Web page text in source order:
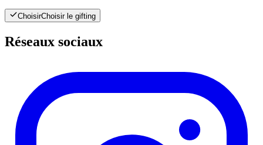
ChoisirChoisir le gifting
Réseaux sociaux